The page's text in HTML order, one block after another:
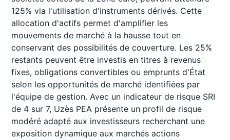
125% via l'utilisation d'instruments dérivés. Cette
allocation d'actifs permet d'amplifier les
mouvements de marché à la hausse tout en
conservant des possibilités de couverture. Les 25%
restants peuvent être investis en titres à revenus
fixes, obligations convertibles ou emprunts d'État
selon les opportunités de marché identifiées par
l'équipe de gestion. Avec un indicateur de risque SRI
de 4 sur 7, Uzès PEA présente un profil de risque
modéré adapté aux investisseurs recherchant une
exposition dynamique aux marchés actions